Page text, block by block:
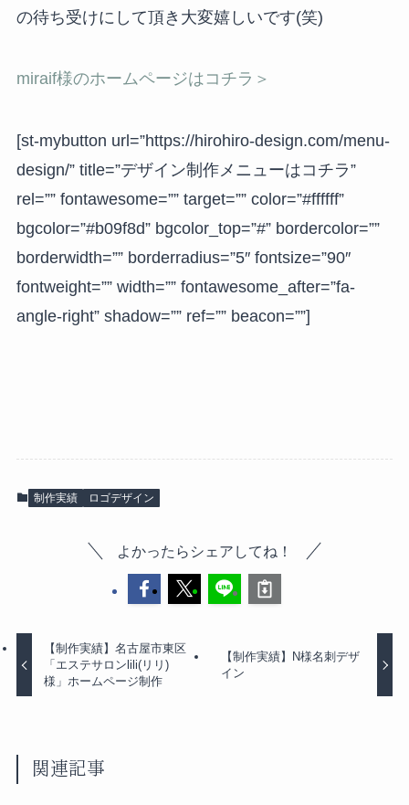
の待ち受けにして頂き大変嬉しいです(笑)
miraif様のホームページはコチラ＞
[st-mybutton url=”https://hirohiro-design.com/menu-
design/” title=”デザイン制作メニューはコチラ”
rel=”” fontawesome=”” target=”” color=”#ffffff”
bgcolor=”#b09f8d” bgcolor_top=”#” bordercolor=””
borderwidth=”” borderradius=”5″ fontsize=”90″
fontweight=”” width=”” fontawesome_after=”fa-
angle-right” shadow=”” ref=”” beacon=””]
制作実績 ロゴデザイン
よかったらシェアしてね！
【制作実績】名古屋市東区
「エステサロンlili(リリ)
様」ホームページ制作
【制作実績】N様名刺デザ
イン
関連記事